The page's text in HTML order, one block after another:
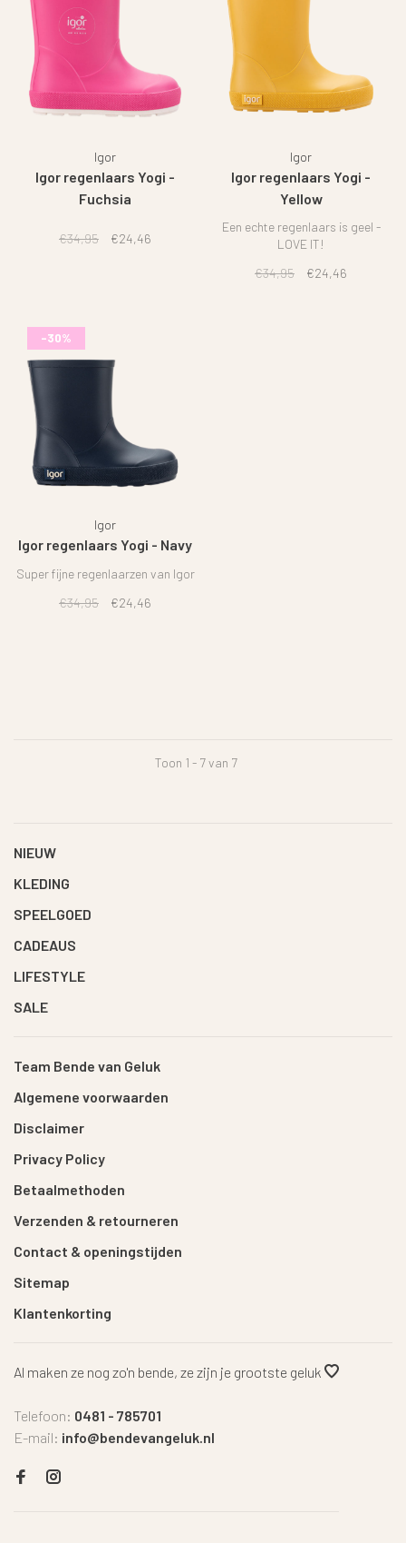
Igor
Igor regenlaars Yogi -
Fuchsia
€34,95 €24,46
Igor
Igor regenlaars Yogi -
Yellow
Een echte regenlaars is geel -
LOVE IT!
€34,95
€24,46
-30%
Igor
Igor regenlaars Yogi - Navy
Super fijne regenlaarzen van Igor
€34,95
€24,46
Toon 1 - 7 van 7
NIEUW
KLEDING
SPEELGOED
CADEAUS
LIFESTYLE
SALE
Team Bende van Geluk
Algemene voorwaarden
Disclaimer
Privacy Policy
Betaalmethoden
Verzenden & retourneren
Contact & openingstijden
Sitemap
Klantenkorting
Al maken ze nog zo'n bende, ze zijn je grootste geluk
Telefoon: 0481 - 785701
E-mail: info@bendevangeluk.nl